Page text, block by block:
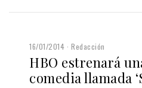
16/01/2014 Redacción
HBO estrenará
comedia llamada